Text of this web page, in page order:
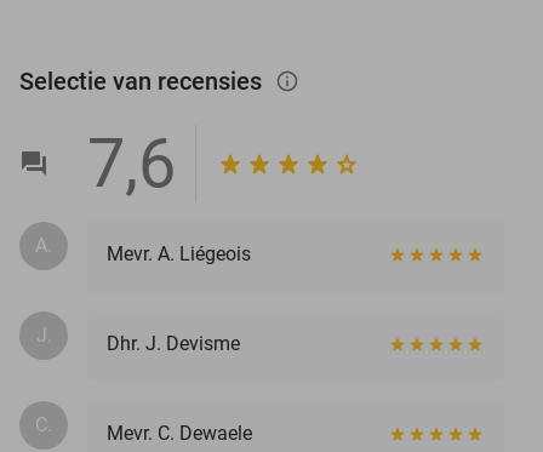
Selectie van recensies info_outlined
7,6
A. Mevr. A. Liégeois
J. Dhr. J. Devisme
C.
Mevr. C. Dewaele